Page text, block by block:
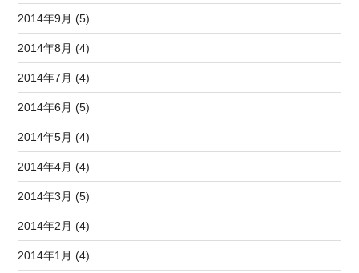
2014年9月 (5)
2014年8月 (4)
2014年7月 (4)
2014年6月 (5)
2014年5月 (4)
2014年4月 (4)
2014年3月 (5)
2014年2月 (4)
2014年1月 (4)